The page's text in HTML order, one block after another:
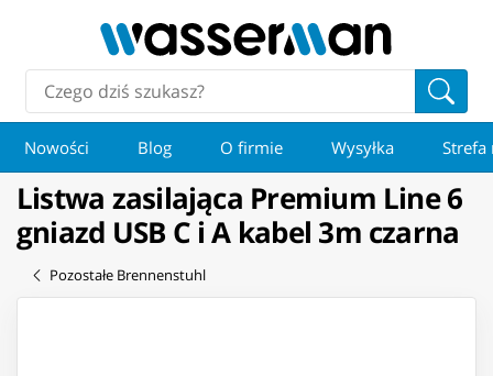
Nowości Blog O firmie Wysyłka Strefa
Listwa zasilająca Premium Line 6
gniazd USB C i A kabel 3m czarna
Pozostałe Brennenstuhl